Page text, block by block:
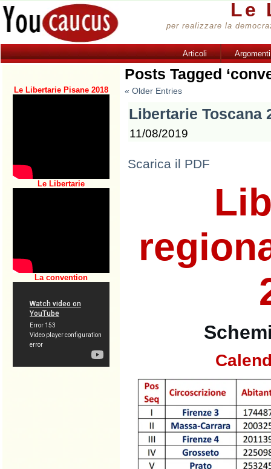
Le
per realizzare la
Articoli Argomenti
Le Libertarie Pisane 2018
Le Libertarie
La convention
Posts Tagged
« Older Entries
Libertarie Toscana
11/08/2019
Scarica il PDF